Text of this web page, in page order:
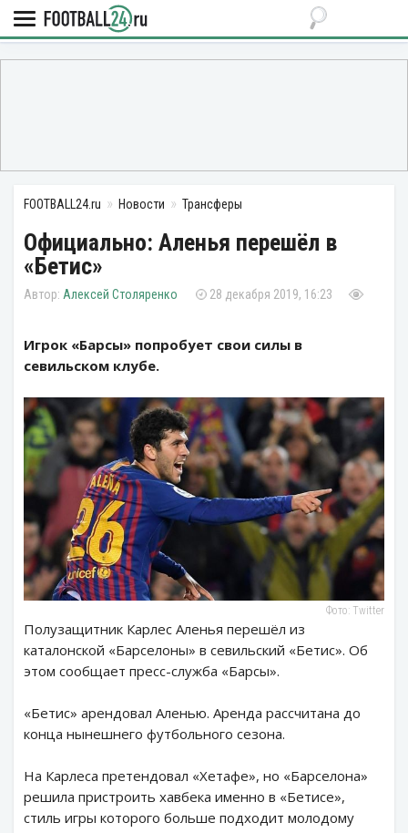
FOOTBALL24.ru Новости Трансферы
Официально: Аленья перешёл в
«Бетис»
Алексей Столяренко 28 декабря 2019, 16:23
Игрок «Барсы» попробует свои силы в
севильском клубе.
Фото: Twitter
Полузащитник Карлес Аленья перешёл из
каталонской «Барселоны» в севильский «Бетис». Об
этом сообщает пресс-служба «Барсы».
«Бетис» арендовал Аленью. Аренда рассчитана до
конца нынешнего футбольного сезона.
На Карлеса претендовал «Хетафе», но «Барселона»
решила пристроить хавбека именно в «Бетисе»,
стиль игры которого больше подходит молодому